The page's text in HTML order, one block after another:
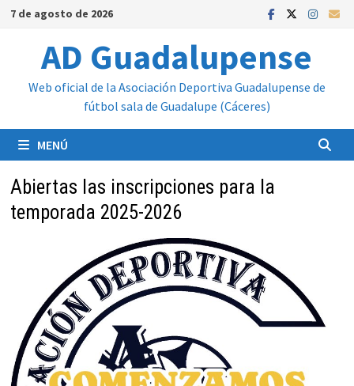
Saltar
contenido
7 de agosto de 2026
AD Guadalupense
Web oficial de la Asociación Deportiva Guadalupense de
fútbol sala de Guadalupe (Cáceres)
MENÚ
Abiertas las inscripciones para la
temporada 2025-2026